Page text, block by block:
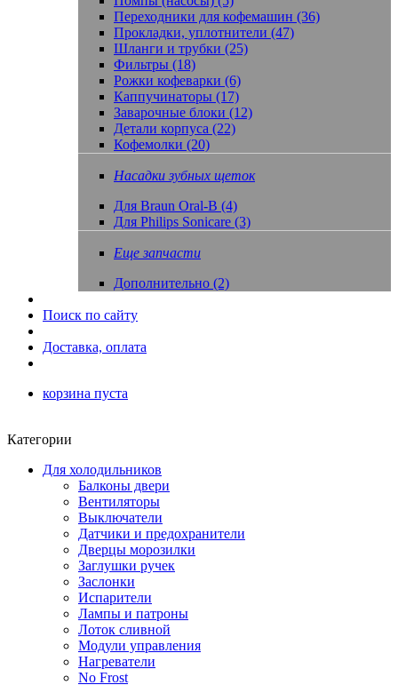
Переходники для кофемашин (36)
Прокладки, уплотнители (47)
Шланги и трубки (25)
Фильтры (18)
Рожки кофеварки (6)
Каппучинаторы (17)
Заварочные блоки (12)
Детали корпуса (22)
Кофемолки (20)
Насадки зубных щеток
Для Braun Oral-B (4)
Для Philips Sonicare (3)
Еще запчасти
Дополнительно (2)
Поиск по сайту
Доставка, оплата
корзина пуста
Категории
Для холодильников
Балконы двери
Вентиляторы
Выключатели
Датчики и предохранители
Дверцы морозилки
Заглушки ручек
Заслонки
Испарители
Лампы и патроны
Лоток сливной
Модули управления
Нагреватели
No Frost